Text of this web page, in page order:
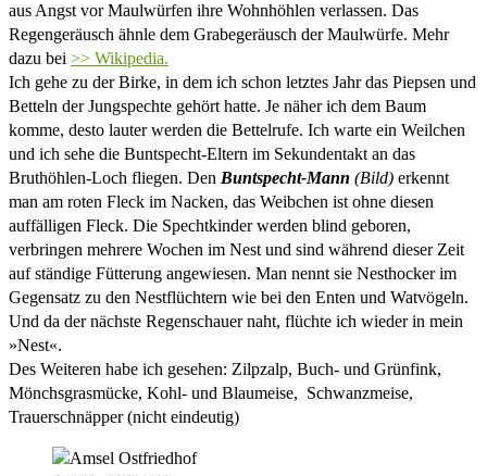
aus Angst vor Maulwürfen ihre Wohnhöhlen verlassen. Das
Regengeräusch ähnle dem Grabegeräusch der Maulwürfe. Mehr
dazu bei >> Wikipedia.
Ich gehe zu der Birke, in dem ich schon letztes Jahr das Piepsen und
Betteln der Jungspechte gehört hatte. Je näher ich dem Baum
komme, desto lauter werden die Bettelrufe. Ich warte ein Weilchen
und ich sehe die Buntspecht-Eltern im Sekundentakt an das
Bruthöhlen-Loch fliegen. Den Buntspecht-Mann (Bild) erkennt
man am roten Fleck im Nacken, das Weibchen ist ohne diesen
auffälligen Fleck. Die Spechtkinder werden blind geboren,
verbringen mehrere Wochen im Nest und sind während dieser Zeit
auf ständige Fütterung angewiesen. Man nennt sie Nesthocker im
Gegensatz zu den Nestflüchtern wie bei den Enten und Watvögeln.
Und da der nächste Regenschauer naht, flüchte ich wieder in mein
»Nest«.
Des Weiteren habe ich gesehen: Zilpzalp, Buch- und Grünfink,
Mönchsgrasmücke, Kohl- und Blaumeise, Schwanzmeise,
Trauerschnäpper (nicht eindeutig)